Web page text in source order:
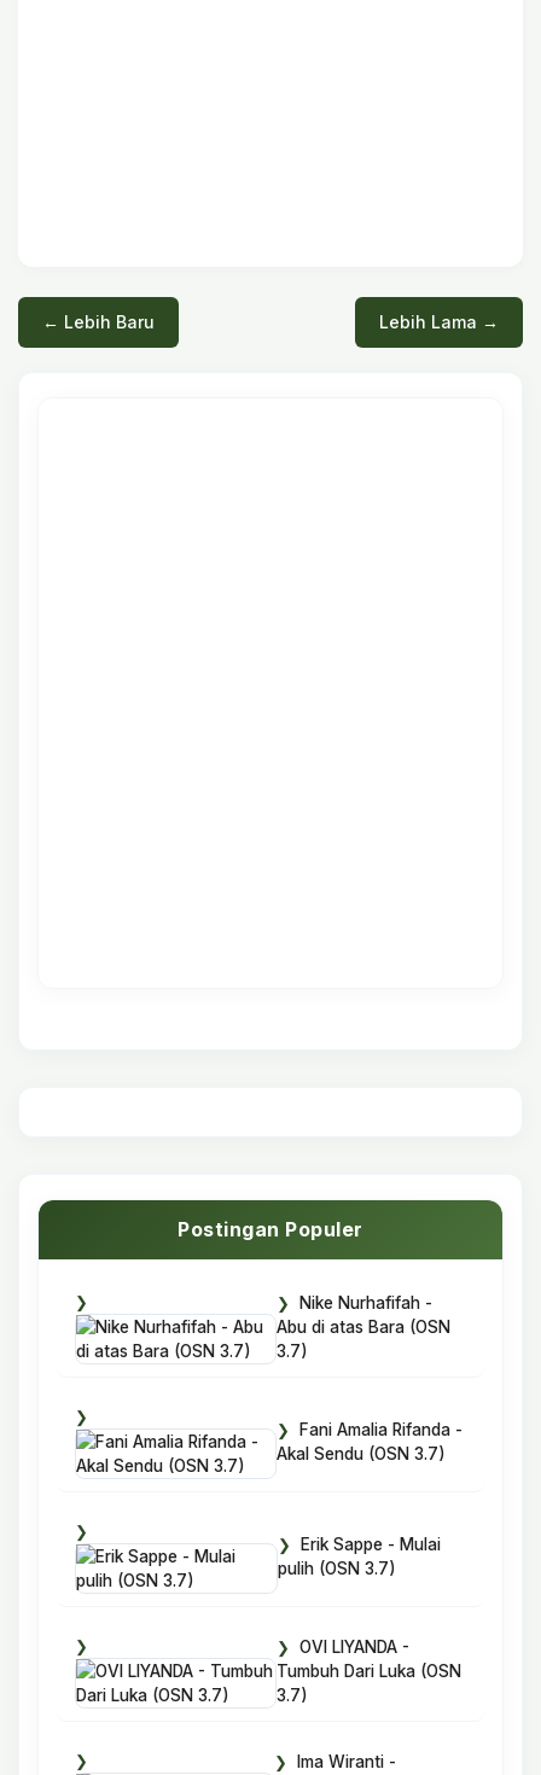
← Lebih Baru Lebih Lama →
Postingan Populer
Nike Nurhafifah -
Abu di atas Bara (OSN
3.7)
Fani Amalia Rifanda -
Akal Sendu (OSN 3.7)
Erik Sappe - Mulai
pulih (OSN 3.7)
OVI LIYANDA -
Tumbuh Dari Luka (OSN
3.7)
Ima Wiranti -